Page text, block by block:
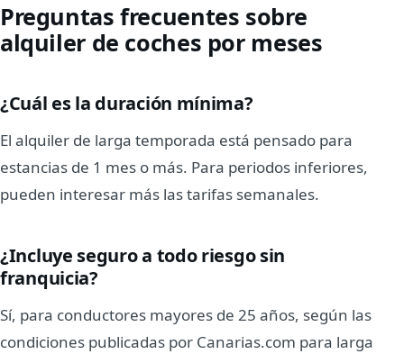
Preguntas frecuentes sobre
alquiler de coches por meses
¿Cuál es la duración mínima?
El alquiler de larga temporada está pensado para
estancias de 1 mes o más. Para periodos inferiores,
pueden interesar más las tarifas semanales.
¿Incluye seguro a todo riesgo sin
franquicia?
Sí, para conductores mayores de 25 años, según las
condiciones publicadas por Canarias.com para larga